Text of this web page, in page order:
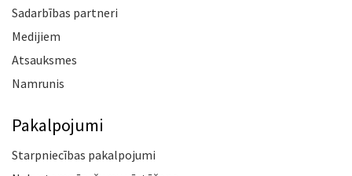
Sadarbības partneri
Medijiem
Atsauksmes
Namrunis
Pakalpojumi
Starpniecības pakalpojumi